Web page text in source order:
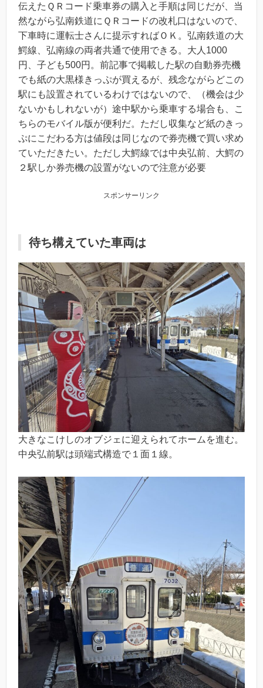
伝えたＱＲコード乗車券の購入と手順は同じだが、当
然ながら弘南鉄道にＱＲコードの改札口はないので、
下車時に運転士さんに提示すればＯＫ。弘南鉄道の大
鰐線、弘南線の両者共通で使用できる。大人1000
円、子ども500円。前記事で掲載した駅の自動券売機
でも紙の大黒様きっぷが買えるが、残念ながらどこの
駅にも設置されているわけではないので、（機会は少
ないかもしれないが）途中駅から乗車する場合も、こ
ちらのモバイル版が便利だ。ただし収集など紙のきっ
ぷにこだわる方は値段は同じなので券売機で買い求め
ていただきたい。ただし大鰐線では中央弘前、大鰐の
２駅しか券売機の設置がないので注意が必要
スポンサーリンク
待ち構えていた車両は
大きなこけしのオブジェに迎えられてホームを進む。
中央弘前駅は頭端式構造で１面１線。